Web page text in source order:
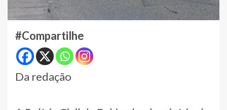
#Compartilhe
Da redação